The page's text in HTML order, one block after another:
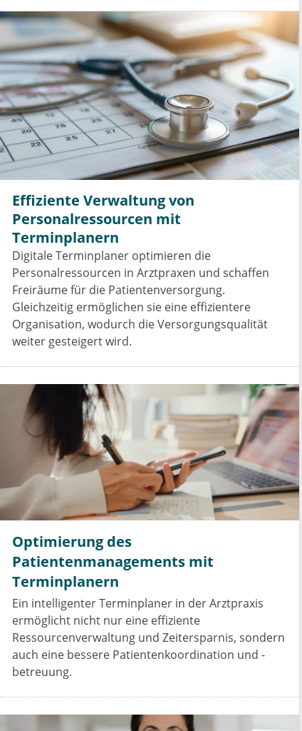
Effiziente Verwaltung von
Personalressourcen mit
Terminplanern
Digitale Terminplaner optimieren die
Personalressourcen in Arztpraxen und schaffen
Freiräume für die Patientenversorgung.
Gleichzeitig ermöglichen sie eine effizientere
Organisation, wodurch die Versorgungsqualität
weiter gesteigert wird.
Optimierung des
Patientenmanagements mit
Terminplanern
Ein intelligenter Terminplaner in der Arztpraxis
ermöglicht nicht nur eine effiziente
Ressourcenverwaltung und Zeitersparnis, sondern
auch eine bessere Patientenkoordination und -
betreuung.